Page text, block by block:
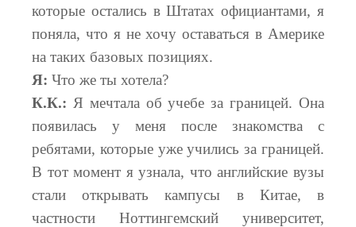
которые остались в Штатах официантами, я
поняла, что я не хочу оставаться в Америке
на таких базовых позициях.
Я: Что же ты хотела?
К.К.: Я мечтала об учебе за границей. Она
появилась у меня после знакомства с
ребятами, которые уже учились за границей.
В тот момент я узнала, что английские вузы
стали открывать кампусы в Китае, в
частности Ноттингемский университет,